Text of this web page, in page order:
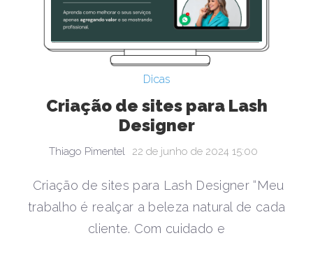
Dicas
Criação de sites para Lash
Designer
Thiago Pimentel 22 de junho de 2024 15:00
Criação de sites para Lash Designer “Meu
trabalho é realçar a beleza natural de cada
cliente. Com cuidado e